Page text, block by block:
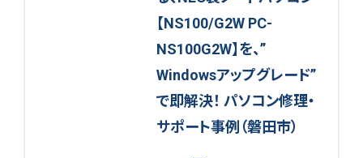
【NS100/G2W PC-
NS100G2W】を、”
Windowsアップグレード”
で即解決！ パソコン修理・
サポート事例（磐田市）